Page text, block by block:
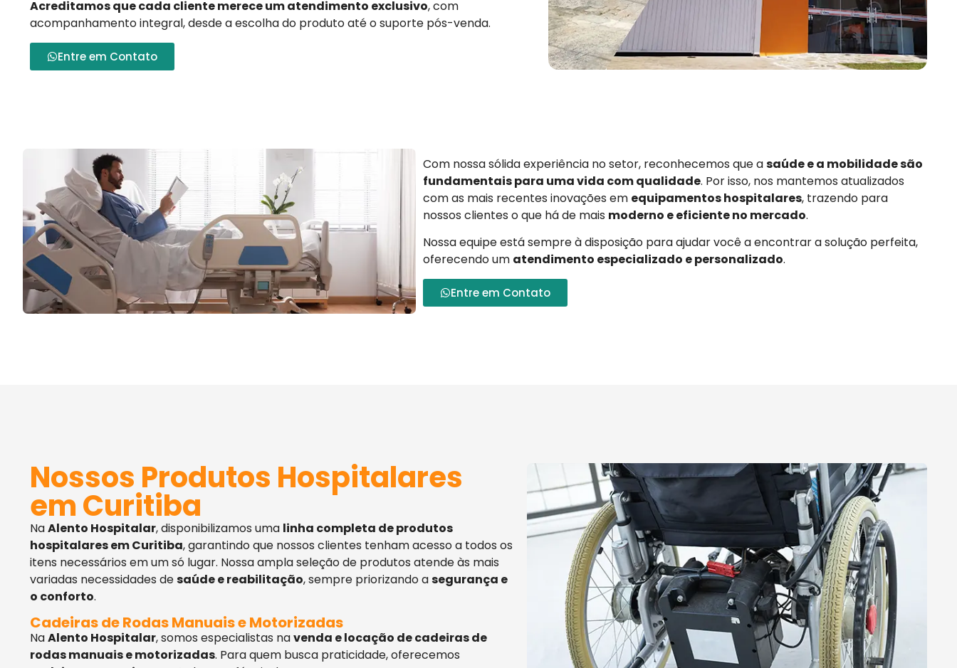
Acreditamos que cada cliente merece um atendimento exclusivo, com
acompanhamento integral, desde a escolha do produto até o suporte pós-venda.
Entre em Contato
Com nossa sólida experiência no setor, reconhecemos que asaúde e a mobilidade são
fundamentais para uma vida com qualidade. Por isso, nos mantemos atualizados
com as mais recentes inovações em equipamentos hospitalares, trazendo para
nossos clientes o que há de mais moderno e eficiente no mercado.
Nossa equipe está sempre à disposição para ajudar você a encontrar a solução perfeita,
oferecendo um atendimento especializado e personalizado.
Entre em Contato
Nossos Produtos Hospitalares
em Curitiba
NaAlento Hospitalar, disponibilizamos uma linha completa de produtos
hospitalares em Curitiba, garantindo que nossos clientes tenham acesso a todos os
itens necessários em um só lugar. Nossa ampla seleção de produtos atende às mais
variadas necessidades desaúde e reabilitação, sempre priorizando asegurança e
o conforto.
Cadeiras de Rodas Manuais e Motorizadas
NaAlento Hospitalar, somos especialistas navenda e locação de cadeiras de
rodas manuais e motorizadas. Para quem busca praticidade, oferecemos